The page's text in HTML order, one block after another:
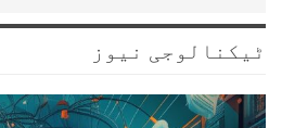
ٹیکنالوجی نیوز